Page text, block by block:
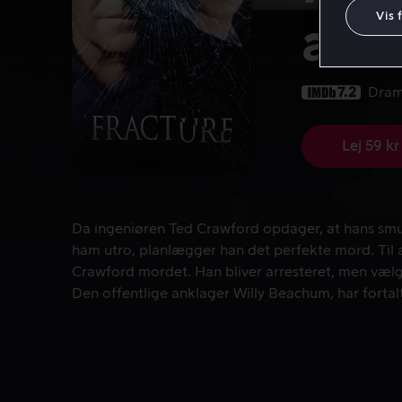
alibi
7.2
Lej 59 kr
Da ingeniøren Ted Crawford opdager, at hans
Da ingeniøren Ted Crawford opdager, at hans
ham utro, planlægger han det perfekte mord. Til
Crawford mordet. Han bliver arresteret, men vælger at føre sin egen sag.
Den offentlige anklager Willy Beachum, har fortalt alle at det er en simpel
Vis